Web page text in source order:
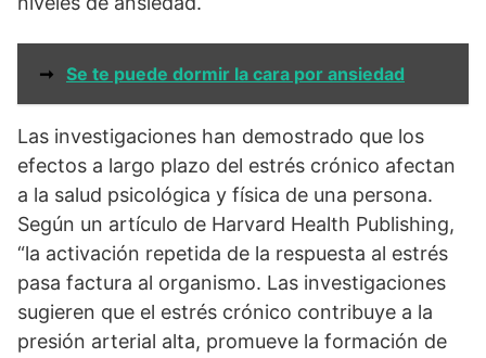
➞ Se te puede dormir la cara por ansiedad
Las investigaciones han demostrado que los
efectos a largo plazo del estrés crónico afectan
a la salud psicológica y física de una persona.
Según un artículo de Harvard Health Publishing,
“la activación repetida de la respuesta al estrés
pasa factura al organismo. Las investigaciones
sugieren que el estrés crónico contribuye a la
presión arterial alta, promueve la formación de